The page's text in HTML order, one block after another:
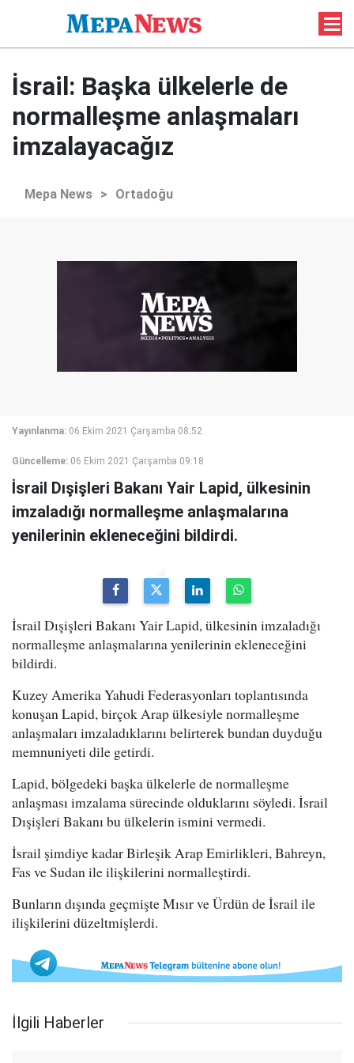
İsrail: Başka ülkelerle de
normalleşme anlaşmaları
imzalayacağız
Mepa News > Ortadoğu
Yayınlanma: 06 Ekim 2021 Çarşamba 08:52
Güncelleme: 06 Ekim 2021 Çarşamba 09:18
İsrail Dışişleri Bakanı Yair Lapid, ülkesinin
imzaladığı normalleşme anlaşmalarına
yenilerinin ekleneceğini bildirdi.
İsrail Dışişleri Bakanı Yair Lapid, ülkesinin imzaladığı
normalleşme anlaşmalarına yenilerinin ekleneceğini
bildirdi.
Kuzey Amerika Yahudi Federasyonları toplantısında
konuşan Lapid, birçok Arap ülkesiyle normalleşme
anlaşmaları imzaladıklarını belirterek bundan duyduğu
memnuniyeti dile getirdi.
Lapid, bölgedeki başka ülkelerle de normalleşme
anlaşması imzalama sürecinde olduklarını söyledi. İsrail
Dışişleri Bakanı bu ülkelerin ismini vermedi.
İsrail şimdiye kadar Birleşik Arap Emirlikleri, Bahreyn,
Fas ve Sudan ile ilişkilerini normalleştirdi.
Bunların dışında geçmişte Mısır ve Ürdün de İsrail ile
ilişkilerini düzeltmişlerdi.
İlgili Haberler